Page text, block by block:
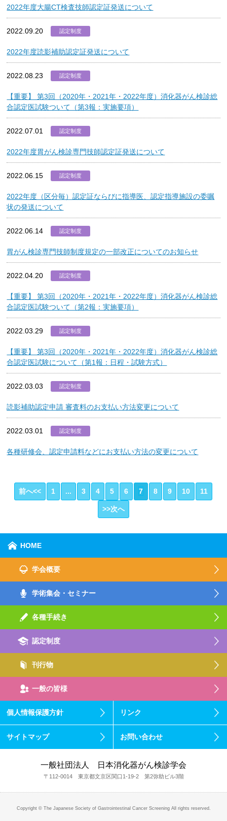
2022年度大腸CT検査技師認定証発送について
2022.09.20 認定制度
2022年度読影補助認定証発送について
2022.08.23 認定制度
【重要】 第3回（2020年・2021年・2022年度）消化器がん検診総
合認定医試験ついて（第3報：実施要項）
2022.07.01 認定制度
2022年度胃がん検診専門技師認定証発送について
2022.06.15 認定制度
2022年度（区分毎）認定証ならびに指導医、認定指導施設の委嘱
状の発送について
2022.06.14 認定制度
胃がん検診専門技師制度規定の一部改正についてのお知らせ
2022.04.20 認定制度
【重要】 第3回（2020年・2021年・2022年度）消化器がん検診総
合認定医試験ついて（第2報：実施要項）
2022.03.29 認定制度
【重要】 第3回（2020年・2021年・2022年度）消化器がん検診総
合認定医試験について（第1報：日程・試験方式）
2022.03.03 認定制度
読影補助認定申請 審査料のお支払い方法変更について
2022.03.01 認定制度
各種研修会、認定申請料などにお支払い方法の変更について
前へ<< 1 ... 3 4 5 6 7 8 9 10 11
>>次へ
HOME
学会概要
学術集会・セミナー
各種手続き
認定制度
刊行物
一般の皆様
個人情報保護方針 リンク
サイトマップ お問い合わせ
一般社団法人 日本消化器がん検診学会
〒112-0014 東京都文京区関口1-19-2 第2弥助ビル3階
Copyright © The Japanese Society of Gastrointestinal Cancer Screening All rights reserved.